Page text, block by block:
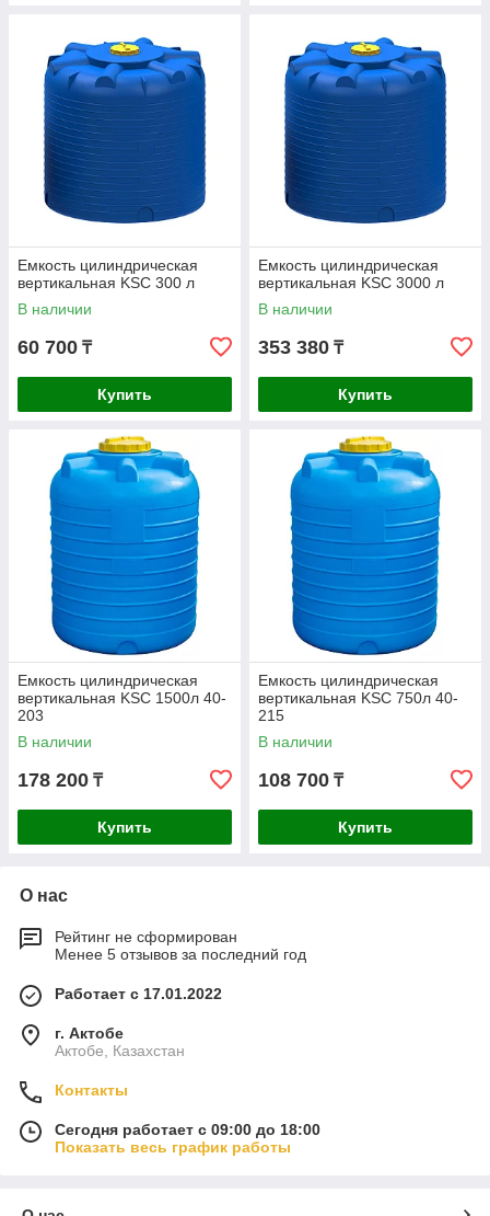
Емкость цилиндрическая
вертикальная KSC 300 л
В наличии
60 700 ₸
Купить
Емкость цилиндрическая
вертикальная KSC 3000 л
В наличии
353 380 ₸
Купить
Емкость цилиндрическая
вертикальная KSC 1500л 40-
203
В наличии
178 200 ₸
Купить
Емкость цилиндрическая
вертикальная KSC 750л 40-
215
В наличии
108 700 ₸
Купить
О нас
Рейтинг не сформирован
Менее 5 отзывов за последний год
Работает с 17.01.2022
г. Актобе
Актобе, Казахстан
Контакты
Сегодня работает с 09:00 до 18:00
Показать весь график работы